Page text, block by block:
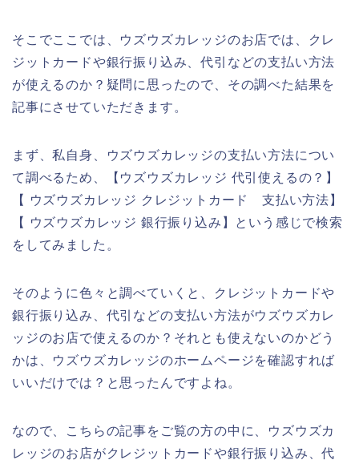
そこでここでは、ウズウズカレッジのお店では、クレ
ジットカードや銀行振り込み、代引などの支払い方法
が使えるのか？疑問に思ったので、その調べた結果を
記事にさせていただきます。
まず、私自身、ウズウズカレッジの支払い方法につい
て調べるため、【ウズウズカレッジ 代引使えるの？】
【 ウズウズカレッジ クレジットカード 支払い方法】
【 ウズウズカレッジ 銀行振り込み】という感じで検索
をしてみました。
そのように色々と調べていくと、クレジットカードや
銀行振り込み、代引などの支払い方法がウズウズカレ
ッジのお店で使えるのか？それとも使えないのかどう
かは、ウズウズカレッジのホームページを確認すれば
いいだけでは？と思ったんですよね。
なので、こちらの記事をご覧の方の中に、ウズウズカ
レッジのお店がクレジットカードや銀行振り込み、代